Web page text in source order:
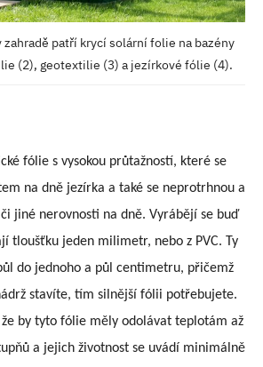
patří krycí solární folie na bazény
(2), geotextilie (3) a jezírkové fólie (4).
fólie s vysokou průtažností, které se
na dně jezírka a také se neprotrhnou a
jiné nerovnosti na dně. Vyrábějí se buď
tloušťku jeden milimetr, nebo z PVC. Ty
do jednoho a půl centimetru, přičemž
stavíte, tím silnější fólii potřebujete.
že by tyto fólie měly odolávat teplotám až
a jejich životnost se uvádí minimálně